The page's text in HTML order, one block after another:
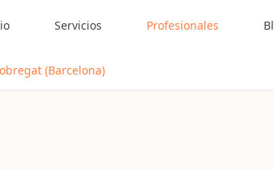
Servicios Profesionales
(Barcelona)